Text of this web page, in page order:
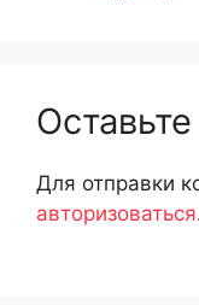
Для отправки
авторизоваться